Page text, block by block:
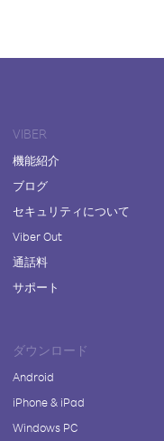
VIBER
機能紹介
ブログ
セキュリティについて
Viber Out
通話料
サポート
ダウンロード
Android
iPhone & iPad
Windows PC